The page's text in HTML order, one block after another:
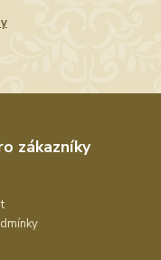
zákazníky